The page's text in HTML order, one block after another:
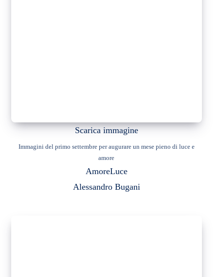
Scarica immagine
Immagini del primo settembre per augurare un mese pieno di luce e
amore
AmoreLuce
Alessandro Bugani